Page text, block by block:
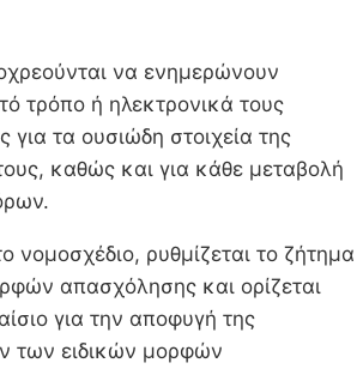
να ενημερώνουν
τρόπο ή ηλεκτρονικά τους
για τα ουσιώδη στοιχεία της
καθώς και για κάθε μεταβολή
νομοσχέδιο, ρυθμίζεται το ζήτημα
απασχόλησης και ορίζεται
για την αποφυγή της
των ειδικών μορφών